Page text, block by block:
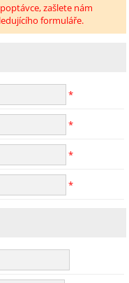
zašlete nám
formuláře.
*
*
*
*